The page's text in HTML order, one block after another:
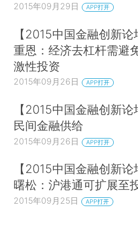
2015年09月29日 APP打开
【2015中国金融创新论
重恩：经济去杠杆需避
激性投资
2015年09月26日 APP打开
【2015中国金融创新
民间金融供给
2015年09月26日 APP打开
【2015中国金融创新论
曙松：沪港通可扩展至
2015年09月25日 APP打开